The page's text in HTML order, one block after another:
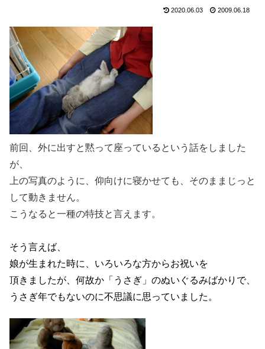
2020.06.03 2009.06.18
前回、外に出すと黙って座っているという話をしました
が、
上の写真のように、仰向けに寝かせても、そのままじっと
して動きません。
こうなると一種の特技と言えます。
そう言えば、
娘が生まれた時に、いろいろな方からお祝いを
頂きましたが、何故か「うさぎ」のぬいぐるみばかりで、
うさぎ年でもないのに不思議に思っていました。